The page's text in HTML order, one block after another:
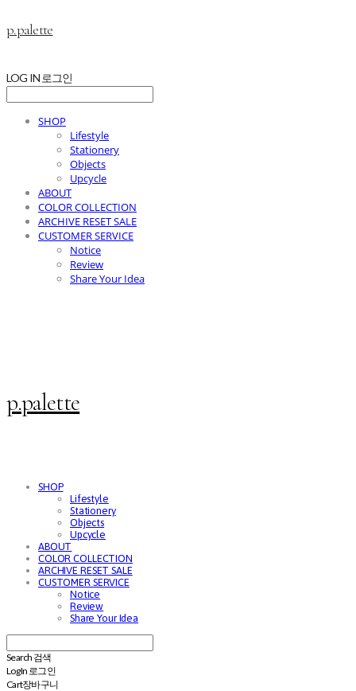
p.palette
LOG IN 로그인
SHOP
Lifestyle
Stationery
Objects
Upcycle
ABOUT
COLOR COLLECTION
ARCHIVE RESET SALE
CUSTOMER SERVICE
Notice
Review
Share Your Idea
p.palette
SHOP
Lifestyle
Stationery
Objects
Upcycle
ABOUT
COLOR COLLECTION
ARCHIVE RESET SALE
CUSTOMER SERVICE
Notice
Review
Share Your Idea
Search 검색
Log In 로그인
Cart장바구니